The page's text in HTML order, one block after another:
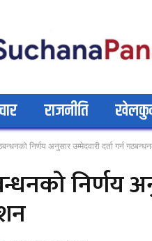
राजनीति
निर्णय अनुसार उम्मेदवारी दर्ता गर्न
निर्णय